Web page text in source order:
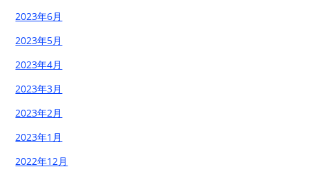
2023年6月
2023年5月
2023年4月
2023年3月
2023年2月
2023年1月
2022年12月